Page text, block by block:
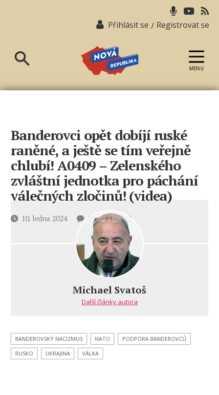
Přihlásit se / Registrovat se
republika
MENU
Banderovci opět dobíjí ruské
raněné, a ještě se tím veřejně
chlubí! А0409 – Zelenského
zvláštní jednotka pro páchání
válečných zločinů! (videa)
Datum10. ledna 2024 11 komentářůu
s
Banderovci
opět
ruské
raněné,
tím
veřejně
Michael Svatoš
Další články autora
BANDEROVSKÝ NACIZMUS NATO
PODPORA BANDEROVCŮ
RUSKO
UKRAJINA VÁLKA